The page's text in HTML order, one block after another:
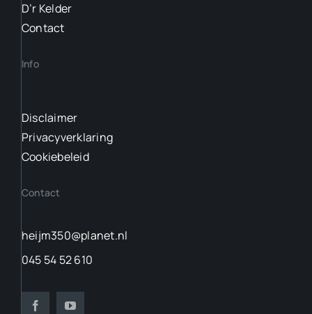
D’r Kelder
Contact
Info
Disclaimer
Privacyverklaring
Cookiebeleid
Contact
heijm350@planet.nl
045 54 52 610